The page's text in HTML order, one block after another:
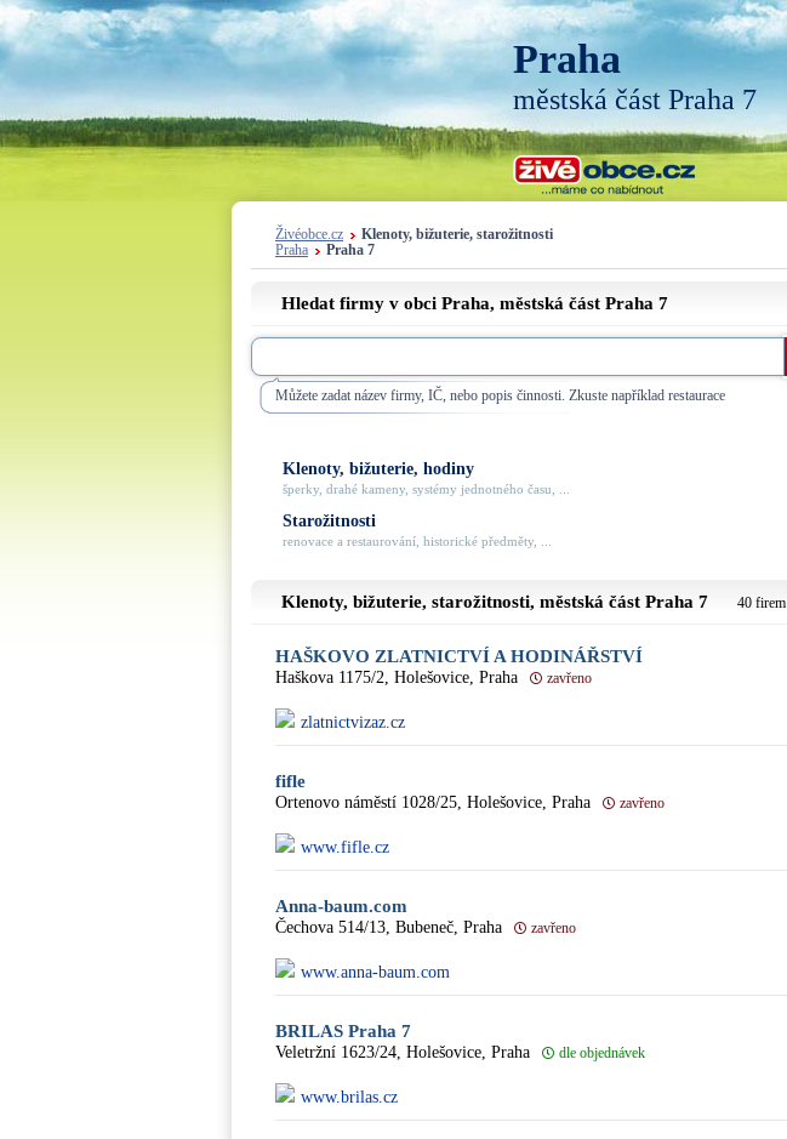
Praha
městská část Praha 7
Živéobce.cz
Klenoty, bižuterie, starožitnosti
Praha
Praha 7
Hledat firmy v obci Praha, městská část Praha 7
Můžete zadat název firmy, IČ, nebo popis činnosti. Zkuste například restaurace
Klenoty, bižuterie, hodiny
šperky, drahé kameny, systémy jednotného času, ...
Starožitnosti
renovace a restaurování, historické předměty, ...
Klenoty, bižuterie, starožitnosti, městská část Praha 7 40 firem
HAŠKOVO ZLATNICTVÍ A HODINÁŘSTVÍ
Haškova 1175/2, Holešovice, Praha zavřeno
zlatnictvizaz.cz
fifle
Ortenovo náměstí 1028/25, Holešovice, Praha zavřeno
www.fifle.cz
Anna-baum.com
Čechova 514/13, Bubeneč, Praha zavřeno
www.anna-baum.com
BRILAS Praha 7
Veletržní 1623/24, Holešovice, Praha dle objednávek
www.brilas.cz